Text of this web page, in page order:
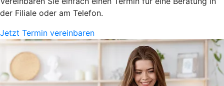
der Filiale oder am Telefon.
Jetzt Termin vereinbaren